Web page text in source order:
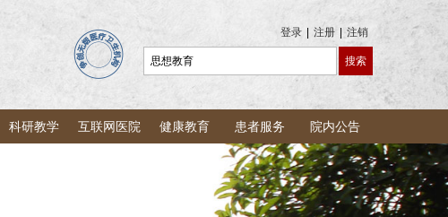
登录 注册 注销
科研教学 互联网医院 健康教育 患者服务 院内公告